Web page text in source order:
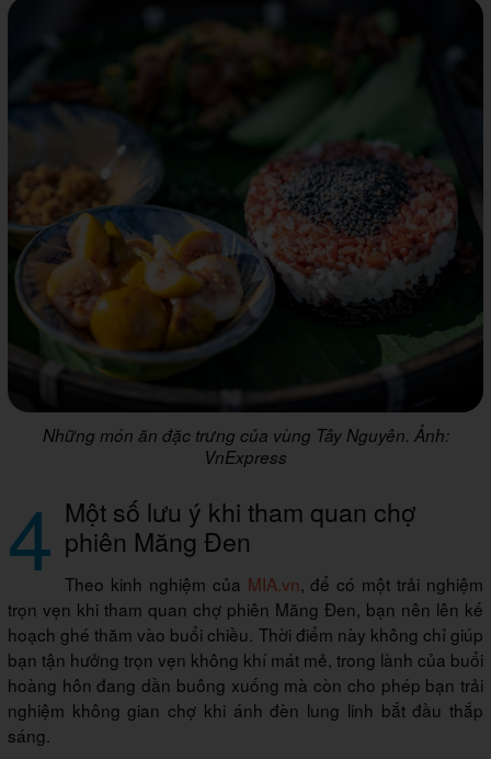
Những món ăn đặc trưng của vùng Tây Nguyên. Ảnh:
VnExpress
4 Một số lưu ý khi tham quan chợ
phiên Măng Đen
Theo kinh nghiệm của MIA.vn, để có một trải nghiệm
trọn vẹn khi tham quan chợ phiên Măng Đen, bạn nên lên kế
hoạch ghé thăm vào buổi chiều. Thời điểm này không chỉ giúp
bạn tận hưởng trọn vẹn không khí mát mẻ, trong lành của buổi
hoàng hôn đang dần buông xuống mà còn cho phép bạn trải
nghiệm không gian chợ khi ánh đèn lung linh bắt đầu thắp
sáng.